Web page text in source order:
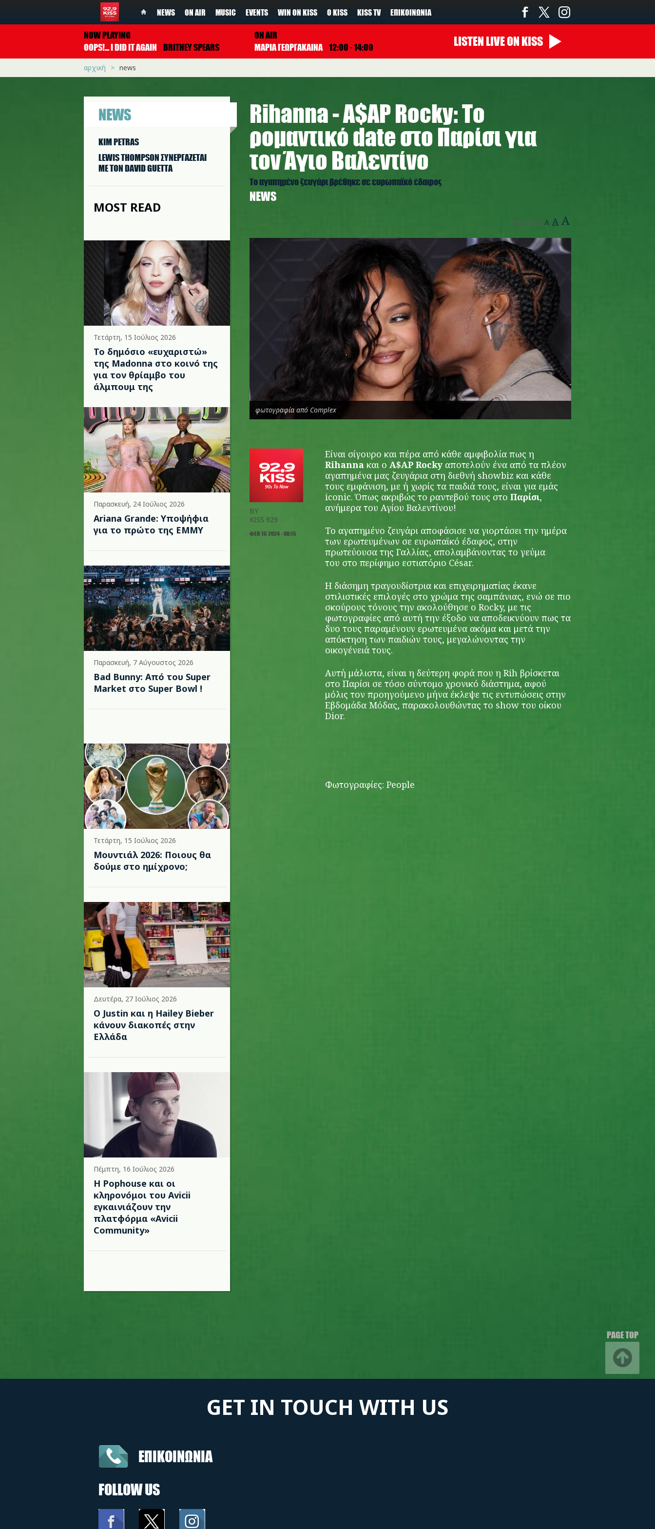
NEWS ON AIR MUSIC EVENTS WIN ON KISS Ο KISS KISS TV ΕΠΙΚΟΙΝΩΝΊΑ
NOW PLAYING
OOPS!... I DID IT AGAIN
BRITNEY SPEARS
ON AIR
ΜΑΡΙΑ ΓΕΩΡΓΑΚΑΙΝΑ 12:00 - 14:00 LISTEN LIVEON KISS
αρχική news
NEWS
KIM PETRAS
LEWIS THOMPSON ΣΥΝΕΡΓAΖΕΤΑΙ
ΜΕ ΤΟΝ DAVID GUETTA
MOST READ
Τετάρτη, 15 Ιούλιος 2026
Το δημόσιο «ευχαριστώ»
της Madonna στο κοινό της
για τον θρίαμβο του
άλμπουμ της
Παρασκευή, 24 Ιούλιος 2026
Ariana Grande: Υποψήφια
για το πρώτο της EMMY
Παρασκευή, 7 Αύγουστος 2026
Bad Bunny: Από του Super
Market στο Super Bowl !
Τετάρτη, 15 Ιούλιος 2026
Μουντιάλ 2026: Ποιους θα
δούμε στο ημίχρονο;
Δευτέρα, 27 Ιούλιος 2026
Ο Justin και η Hailey Bieber
κάνουν διακοπές στην
Ελλάδα
Πέμπτη, 16 Ιούλιος 2026
Η Pophouse και οι
κληρονόμοι του Avicii
εγκαινιάζουν την
πλατφόρμα «Avicii
Community»
Rihanna - A$AP Rocky: Το
ρομαντικό date στο Παρίσι για
τον Άγιο Βαλεντίνο
Το αγαπημένο ζευγάρι βρέθηκε σε ευρωπαϊκό έδαφος
NEWS
Text Size: A A A
r.jpg
φωτογραφία από Complex
BY
KISS 929
ΦΕΒ 16 2024 - 08:15
Είναι σίγουρο και πέρα από κάθε αμφιβολία πως η
Rihanna και ο A$AP Rocky αποτελούν ένα από τα πλέον
αγαπημένα μας ζευγάρια στη διεθνή showbiz και κάθε
τους εμφάνιση, με ή χωρίς τα παιδιά τους, είναι για εμάς
iconic. Όπως ακριβώς το ραντεβού τους στο Παρίσι,
ανήμερα του Αγίου Βαλεντίνου!
Το αγαπημένο ζευγάρι αποφάσισε να γιορτάσει την ημέρα
των ερωτευμένων σε ευρωπαϊκό έδαφος, στην
πρωτεύουσα της Γαλλίας, απολαμβάνοντας το γεύμα
του στο περίφημο εστιατόριο César.
Η διάσημη τραγουδίστρια και επιχειρηματίας έκανε
στιλιστικές επιλογές στο χρώμα της σαμπάνιας, ενώ σε πιο
σκούρους τόνους την ακολούθησε ο Rocky, με τις
φωτογραφίες από αυτή την έξοδο να αποδεικνύουν πως τα
δυο τους παραμένουν ερωτευμένα ακόμα και μετά την
απόκτηση των παιδιών τους, μεγαλώνοντας την
οικογένειά τους.
Αυτή μάλιστα, είναι η δεύτερη φορά που η Rih βρίσκεται
στο Παρίσι σε τόσο σύντομο χρονικό διάστημα, αφού
μόλις τον προηγούμενο μήνα έκλεψε τις εντυπώσεις στην
Εβδομάδα Μόδας, παρακολουθώντας το show του οίκου
Dior.
Φωτογραφίες: People
PAGE TOP
GET IN TOUCH WITH US
ΕΠΙΚΟΙΝΩΝΙΑ
FOLLOW US